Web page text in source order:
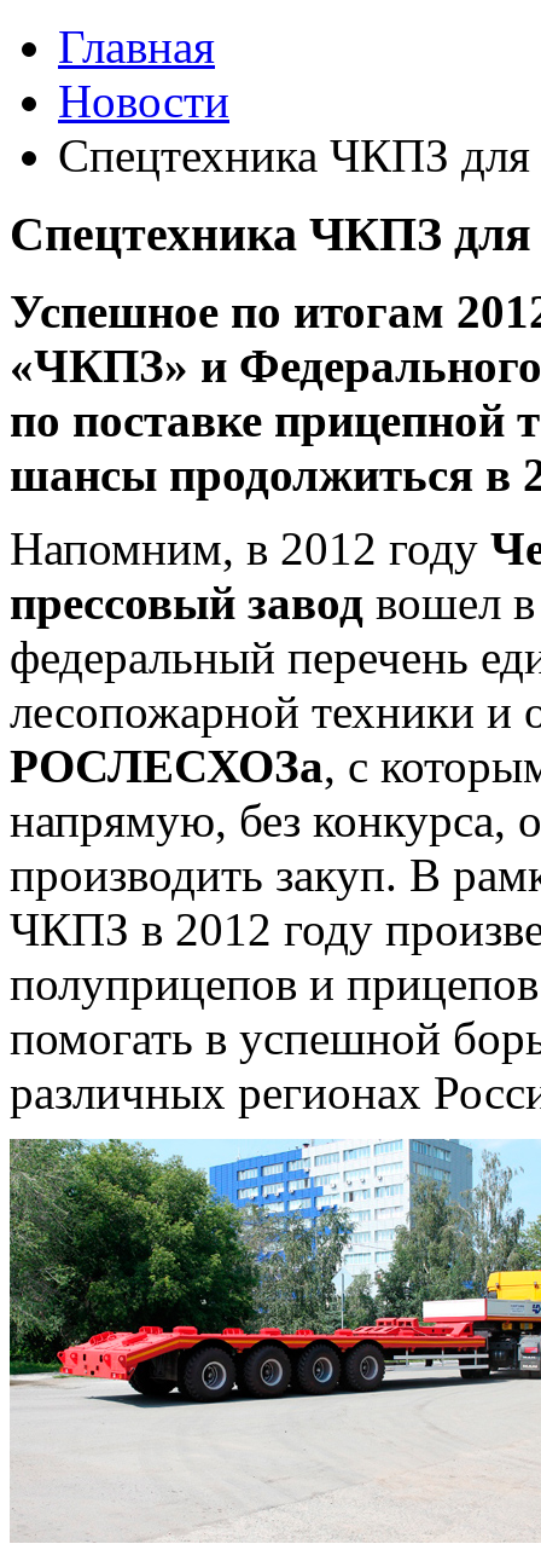
Главная
Новости
Спецтехника ЧКПЗ
Спецтехника ЧКПЗ
Успешное по итогам
«ЧКПЗ» и Федерального
по поставке прицепной
шансы продолжиться в
Напомним, в 2012 году
прессовый завод вошел
федеральный перечень
лесопожарной техники и
РОСЛЕСХОЗа, с
напрямую, без конкурса,
производить закуп. В
ЧКПЗ в 2012 году
полуприцепов и
помогать в успешной
различных регионах